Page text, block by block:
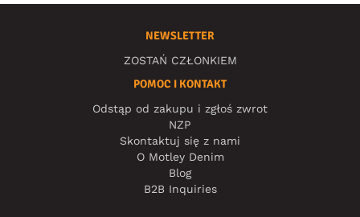
NEWSLETTER
ZOSTAŃ CZŁONKIEM
POMOC I KONTAKT
Odstąp od zakupu i zgłoś zwrot
NZP
Skontaktuj się z nami
O Motley Denim
Blog
B2B Inquiries